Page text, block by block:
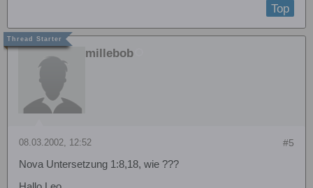
Top
millebob
#5
08.03.2002, 12:52
Nova Untersetzung 1:8,18, wie ???